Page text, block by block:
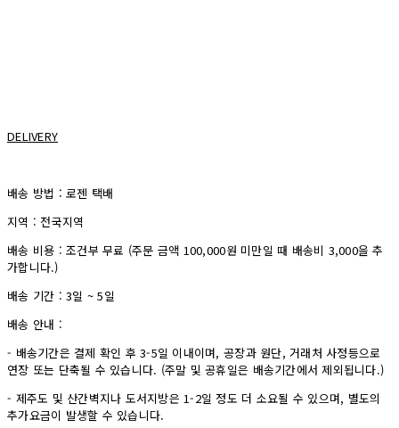
DELIVERY
배송 방법 : 로젠 택배
지역 : 전국지역
배송 비용 : 조건부 무료 (주문 금액 100,000원 미만일 때 배송비 3,000을 추
가합니다.)
배송 기간 : 3일 ~ 5일
배송 안내 :
- 배송기간은 결제 확인 후 3-5일 이내이며, 공장과 원단, 거래처 사정등으로
연장 또는 단축될 수 있습니다. (주말 및 공휴일은 배송기간에서 제외됩니다.)
- 제주도 및 산간벽지나 도서지방은 1-2일 정도 더 소요될 수 있으며, 별도의
추가요금이 발생할 수 있습니다.